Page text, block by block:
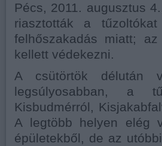
Pécs, 2011. augusztus
riasztották a
felhőszakadás miatt;
kellett védekezni.
A csütörtök délután
legsúlyosabban, a
Kisbudmérról,
A legtöbb helyen elég
épületekből, de az